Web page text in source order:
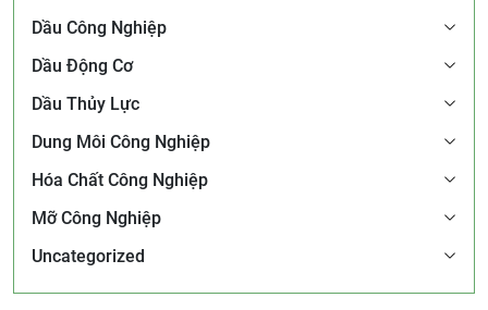
Dầu Công Nghiệp
Dầu Động Cơ
Dầu Thủy Lực
Dung Môi Công Nghiệp
Hóa Chất Công Nghiệp
Mỡ Công Nghiệp
Uncategorized